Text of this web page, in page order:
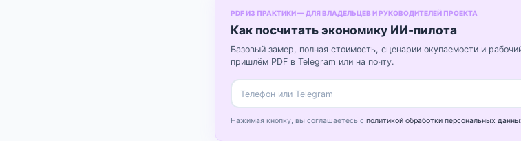
PDF ИЗ ПРАКТИКИ — ДЛЯ ВЛАДЕЛЬЦЕВ И РУКОВОДИТЕЛЕЙ ПРОЕКТА
Как посчитать экономику ИИ-пилота
Базовый замер, полная стоимость, сценарии окупаемости и
пришлём PDF в Telegram или на почту.
Нажимая кнопку, вы соглашаетесь с политикой обработки персональных